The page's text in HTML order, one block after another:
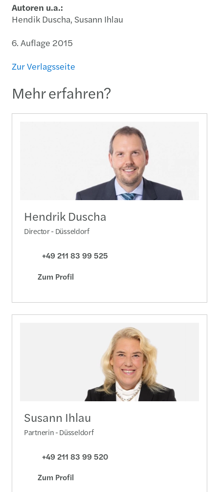
Autoren u.a.:
Hendik Duscha, Susann Ihlau
6. Auflage 2015
Zur Verlagsseite
Mehr erfahren?
Hendrik Duscha
Director - Düsseldorf
+49 211 83 99 525
Zum Profil
Susann Ihlau
Partnerin - Düsseldorf
+49 211 83 99 520
Zum Profil